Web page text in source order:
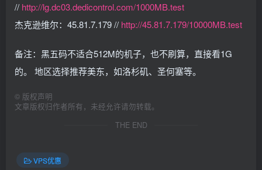
// http://lg.dc03.dedicontrol.com/1000MB.test
杰克逊维尔：45.81.7.179 // http://45.81.7.179/10000MB.test
备注：黑五码不适合512M的机子，也不刷算，直接看1G
的。 地区选择推荐美东，如洛杉矶、圣何塞等。
© 版权声明
文章版权归作者所有，未经允许请勿转载。
THE END
VPS优惠